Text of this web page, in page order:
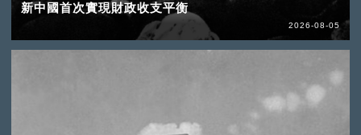
新中國首次實現財政收支平衡
2026-08-05